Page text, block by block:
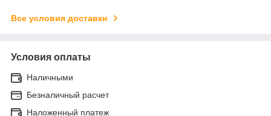
Все условия доставки
Условия оплаты
Наличными
Безналичный расчет
Наложенный платеж